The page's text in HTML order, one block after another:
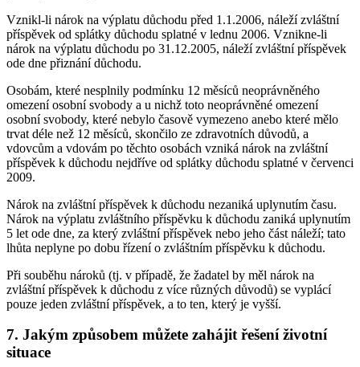
Vznikl-li nárok na výplatu důchodu před 1.1.2006, náleží zvláštní
příspěvek od splátky důchodu splatné v lednu 2006. Vznikne-li
nárok na výplatu důchodu po 31.12.2005, náleží zvláštní příspěvek
ode dne přiznání důchodu.
Osobám, které nesplnily podmínku 12 měsíců neoprávněného
omezení osobní svobody a u nichž toto neoprávněné omezení
osobní svobody, které nebylo časově vymezeno anebo které mělo
trvat déle než 12 měsíců, skončilo ze zdravotních důvodů, a
vdovcům a vdovám po těchto osobách vzniká nárok na zvláštní
příspěvek k důchodu nejdříve od splátky důchodu splatné v červenci
2009.
Nárok na zvláštní příspěvek k důchodu nezaniká uplynutím času.
Nárok na výplatu zvláštního příspěvku k důchodu zaniká uplynutím
5 let ode dne, za který zvláštní příspěvek nebo jeho část náleží; tato
lhůta neplyne po dobu řízení o zvláštním příspěvku k důchodu.
Při souběhu nároků (tj. v případě, že žadatel by měl nárok na
zvláštní příspěvek k důchodu z více různých důvodů) se vyplácí
pouze jeden zvláštní příspěvek, a to ten, který je vyšší.
7. Jakým způsobem můžete zahájit řešení životní
situace